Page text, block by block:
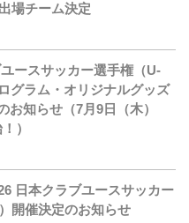
場チーム決定
ースサッカー選手権（U-
グラム・オリジナルグッズ
お知らせ（7月9日（木）
）
日本クラブユースサッカー
開催決定のお知らせ